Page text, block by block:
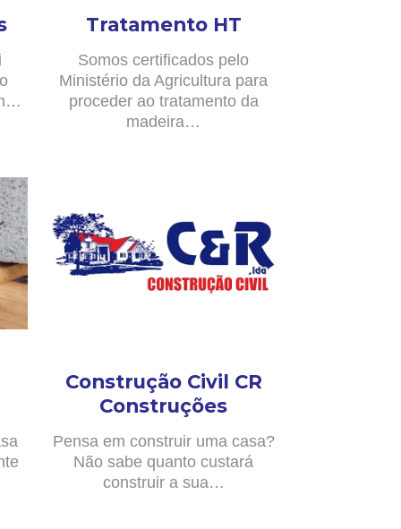
Tratamento HT
Somos certificados pelo
Ministério da Agricultura para
proceder ao tratamento da
madeira…
Construção Civil CR
Construções
Pensa em construir uma casa?
Não sabe quanto custará
construir a sua…